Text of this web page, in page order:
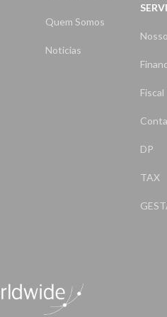
Quem Somos
Noticias
Fiscal
DP
TAX